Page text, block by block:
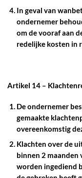
In geval van
ondernemer
om de vooraf aan
redelijke kosten in
Artikel 14 –
De ondernemer
gemaakte
overeenkomstig
Klachten over de
binnen 2 maanden
worden ingediend